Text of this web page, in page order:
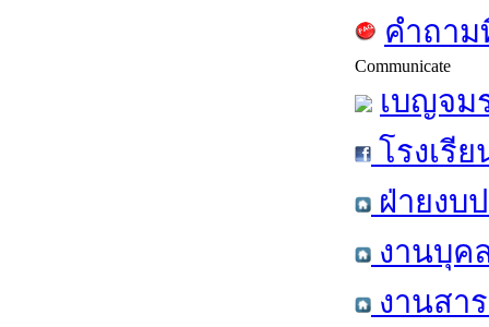
คำถา
Communicate
เบญจม
โรงเรี
ฝ่ายงบ
งานบุค
งานสา